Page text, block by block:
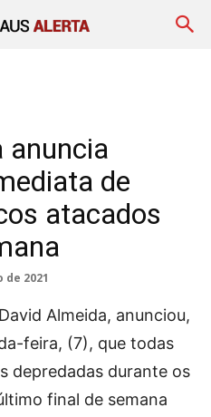
anuncia
de
atacados
de 2021
Almeida, anunciou,
feira, (7), que todas
depredadas durante os
final de semana